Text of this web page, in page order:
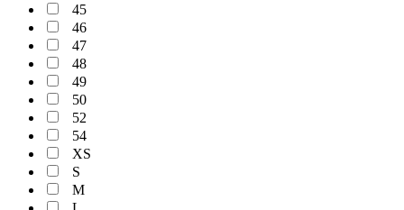
45
46
47
48
49
50
52
54
XS
S
M